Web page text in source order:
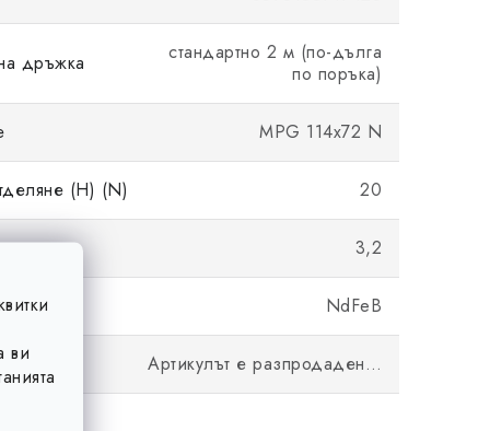
ви
дръжка
стандартно 2 м (по-дълга
по поръка)
MPG 114x72 N
(Н) (N) 20
3,2
NdFeB
Артикулът е разпродаден…